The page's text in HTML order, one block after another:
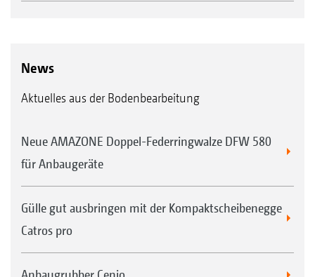
News
Aktuelles aus der Bodenbearbeitung
Neue AMAZONE Doppel-Federringwalze DFW 580
für Anbaugeräte
Gülle gut ausbringen mit der Kompaktscheibenegge
Catros pro